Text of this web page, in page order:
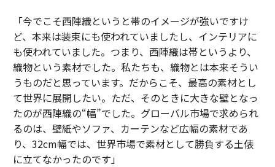
「今でこそ西陣織というと帯のイメージが強いですけ
ど、本来は装束にも使われていましたし、インテリアに
も使われていました。つまり、西陣織は帯というより、
織物という素材でした。私たちも、織物とは本来そうい
うものだと思っています。だからこそ、最高の素材とし
て世界に展開したい。ただ、そのときに大きな壁となっ
たのが西陣織の“幅”でした。グローバル市場で求められ
るのは、壁紙やソファ、カーテンなど広幅の素材であ
り、32cm幅では、世界市場で素材として勝負する土俵
に立てなかったのです」